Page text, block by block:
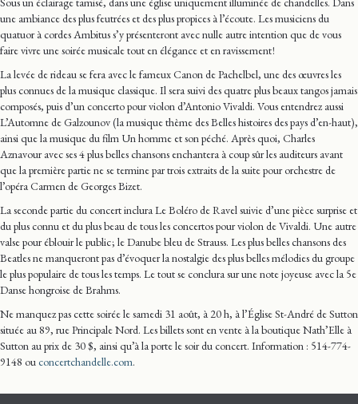
une ambiance des plus feutrées et des plus propices à l’écoute. Les musiciens du
quatuor à cordes Ambitus s’y présenteront avec nulle autre intention que de vous
faire vivre une soirée musicale tout en élégance et en ravissement !
La levée de rideau se fera avec le fameux Canon de Pachelbel, une des œuvres les
plus connues de la musique classique. Il sera suivi des quatre plus beaux tangos jamais
composés, puis d’un concerto pour violon d’Antonio Vivaldi. Vous entendrez aussi
L’Automne de Galzounov (la musique thème des Belles histoires des pays d’en-haut),
ainsi que la musique du film Un homme et son péché. Après quoi, Charles
Aznavour avec ses 4 plus belles chansons enchantera à coup sûr les auditeurs avant
que la première partie ne se termine par trois extraits de la suite pour orchestre de
l’opéra Carmen de Georges Bizet.
La seconde partie du concert inclura Le Boléro de Ravel suivie d’une pièce surprise et
du plus connu et du plus beau de tous les concertos pour violon de Vivaldi. Une autre
valse pour éblouir le public ; le Danube bleu de Strauss. Les plus belles chansons des
Beatles ne manqueront pas d’évoquer la nostalgie des plus belles mélodies du groupe
le plus populaire de tous les temps. Le tout se conclura sur une note joyeuse avec la 5e
Danse hongroise de Brahms.
Ne manquez pas cette soirée le samedi 31 août, à 20 h, à l’Église St-André de Sutton
située au 89, rue Principale Nord. Les billets sont en vente à la boutique Nath’Elle à
Sutton au prix de 30 $, ainsi qu’à la porte le soir du concert. Information : 514-774-
9148 ouconcertchandelle.com.